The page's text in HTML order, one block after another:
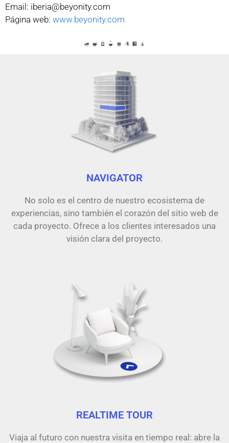
Email: iberia@beyonity.com
Página web: www.beyonity.com
NAVIGATOR
No solo es el centro de nuestro ecosistema de
experiencias, sino también el corazón del sitio web de
cada proyecto. Ofrece a los clientes interesados una
visión clara del proyecto.
REALTIME TOUR
Viaja al futuro con nuestra visita en tiempo real: abre la